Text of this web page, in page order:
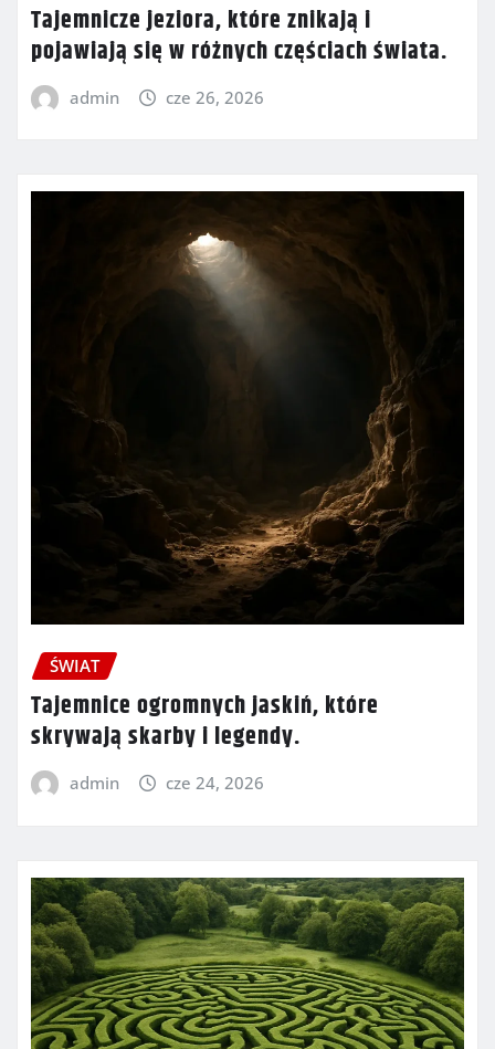
Tajemnicze jeziora, które znikają i
pojawiają się w różnych częściach świata.
admin cze 26, 2026
ŚWIAT
Tajemnice ogromnych jaskiń, które
skrywają skarby i legendy.
admin cze 24, 2026